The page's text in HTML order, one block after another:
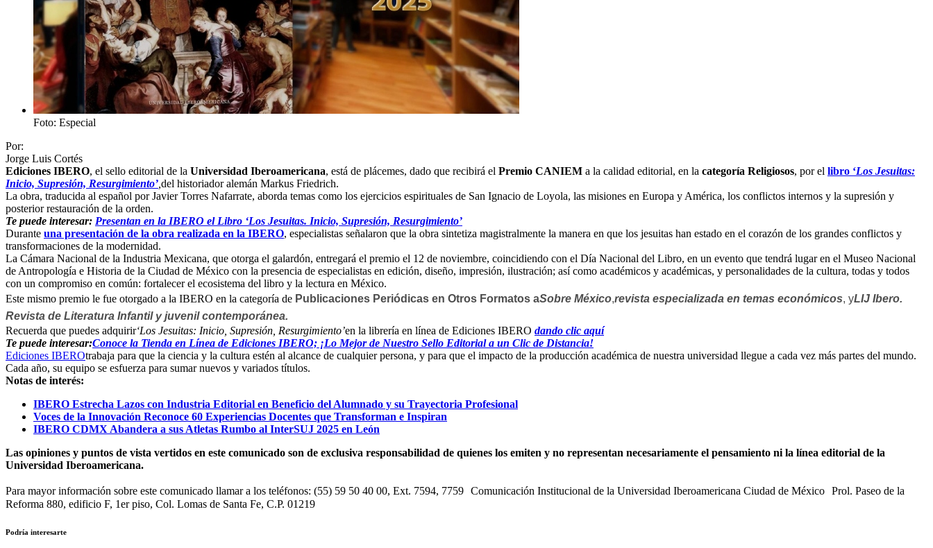
Foto: Especial
Por:
Jorge Luis Cortés
Ediciones IBERO, el sello editorial de la Universidad Iberoamericana, está de plácemes, dado que recibirá el Premio CANIEM a la calidad editorial, en la categoría Religiosos, por el libro ‘Los Jesuitas:
Inicio, Supresión, Resurgimiento’ del historiador alemán Markus Friedrich.
La obra, traducida al español por Javier Torres Nafarrate, aborda temas como los ejercicios espirituales de San Ignacio de Loyola, las misiones en Europa y América, los conflictos internos y la supresión y
posterior restauración de la orden.
Te puede interesar: Presentan en la IBERO el Libro ‘Los Jesuitas. Inicio, Supresión, Resurgimiento’
Durante una presentación de la obra realizada en la IBERO, especialistas señalaron que la obra sintetiza magistralmente la manera en que los jesuitas han estado en el corazón de los grandes conflictos y
transformaciones de la modernidad.
La Cámara Nacional de la Industria Mexicana, que otorga el galardón, entregará el premio el 12 de noviembre, coincidiendo con el Día Nacional del Libro, en un evento que tendrá lugar en el Museo Nacional
de Antropología e Historia de la Ciudad de México con la presencia de especialistas en edición, diseño, impresión, ilustración; así como académicos y académicas, y personalidades de la cultura, todas y todos
con un compromiso en común: fortalecer el ecosistema del libro y la lectura en México.
Este mismo premio le fue otorgado a la IBERO en la categoría de Publicaciones Periódicas en Otros Formatos aSobre México,revista especializada en temas económicos, yLIJ Ibero.
Revista de Literatura Infantil y juvenil contemporánea.
Recuerda que puedes adquirir‘Los Jesuitas: Inicio, Supresión, Resurgimiento’en la librería en línea de Ediciones IBERO dando clic aquí
Te puede interesar:Conoce la Tienda en Línea de Ediciones IBERO; ¡Lo Mejor de Nuestro Sello Editorial a un Clic de Distancia!
Ediciones IBEROtrabaja para que la ciencia y la cultura estén al alcance de cualquier persona, y para que el impacto de la producción académica de nuestra universidad llegue a cada vez más partes del mundo.
Cada año, su equipo se esfuerza para sumar nuevos y variados títulos.
Notas de interés:
IBERO Estrecha Lazos con Industria Editorial en Beneficio del Alumnado y su Trayectoria Profesional
Voces de la Innovación Reconoce 60 Experiencias Docentes que Transforman e Inspiran
IBERO CDMX Abandera a sus Atletas Rumbo al InterSUJ 2025 en León
Las opiniones y puntos de vista vertidos en este comunicado son de exclusiva responsabilidad de quienes los emiten y no representan necesariamente el pensamiento ni la línea editorial de la
Universidad Iberoamericana.
Para mayor información sobre este comunicado llamar a los teléfonos: (55) 59 50 40 00, Ext. 7594, 7759 Comunicación Institucional de la Universidad Iberoamericana Ciudad de México Prol. Paseo de la
Reforma 880, edificio F, 1er piso, Col. Lomas de Santa Fe, C.P. 01219
Podría interesarte